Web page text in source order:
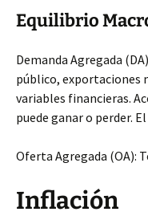
Equilibrio
Demanda Agregada
público, exportaciones
variables financieras.
puede ganar o perder.
Oferta Agregada (OA):
Inflación